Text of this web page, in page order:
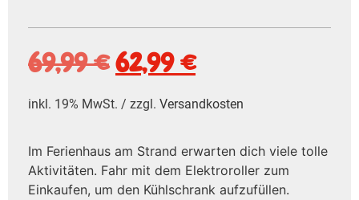
69,99€62,99€
inkl. 19% MwSt. / zzgl. Versandkosten
Im Ferienhaus am Strand erwarten dich viele tolle
Aktivitäten. Fahr mit dem Elektroroller zum
Einkaufen, um den Kühlschrank aufzufüllen.